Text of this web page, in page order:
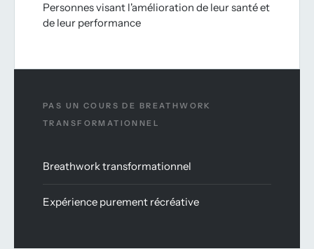
Personnes visant l'amélioration de leur santé et
de leur performance
PAS UN COURS DE BREATHWORK
TRANSFORMATIONNEL
Breathwork transformationnel
Expérience purement récréative